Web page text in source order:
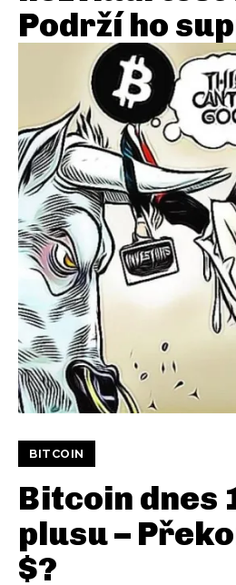
Podrží ho
BITCOIN
Bitcoin dnes
plusu –
$?